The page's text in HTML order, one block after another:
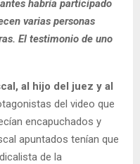
habría participado
varias personas
El testimonio de uno
al hijo del juez y al
del video que
encapuchados y
apuntados tenían que
de la